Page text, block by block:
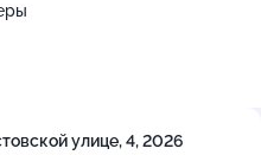
улице, 4, 2026